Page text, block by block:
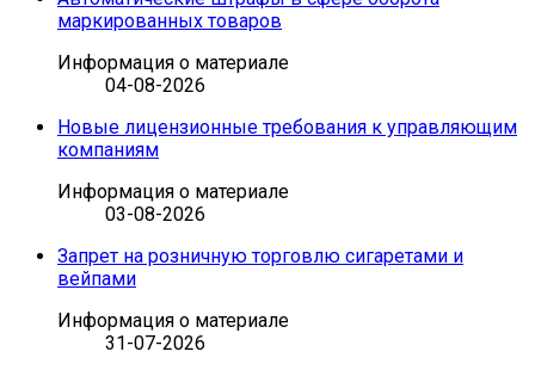
маркированных товаров
Информация о материале
04-08-2026
Новые лицензионные требования к управляющим
компаниям
Информация о материале
03-08-2026
Запрет на розничную торговлю сигаретами и
вейпами
Информация о материале
31-07-2026